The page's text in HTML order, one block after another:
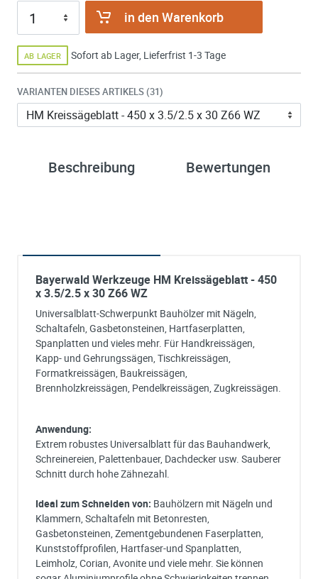
in den Warenkorb
AB LAGER Sofort ab Lager, Lieferfrist 1-3 Tage
VARIANTEN DIESES ARTIKELS (31)
Beschreibung Bewertungen
Bayerwald Werkzeuge HM Kreissägeblatt - 450
x 3.5/2.5 x 30 Z66 WZ
Universalblatt-Schwerpunkt Bauhölzer mit Nägeln,
Schaltafeln, Gasbetonsteinen, Hartfaserplatten,
Spanplatten und vieles mehr. Für Handkreissägen,
Kapp- und Gehrungssägen, Tischkreissägen,
Formatkreissägen, Baukreissägen,
Brennholzkreissägen, Pendelkreissägen, Zugkreissägen.
Anwendung:
Extrem robustes Universalblatt für das Bauhandwerk,
Schreinereien, Palettenbauer, Dachdecker usw. Sauberer
Schnitt durch hohe Zähnezahl.
Ideal zum Schneiden von: Bauhölzern mit Nägeln und
Klammern, Schaltafeln mit Betonresten,
Gasbetonsteinen, Zementgebundenen Faserplatten,
Kunststoffprofilen, Hartfaser-und Spanplatten,
Leimholz, Corian, Avonite und viele mehr. Sie können